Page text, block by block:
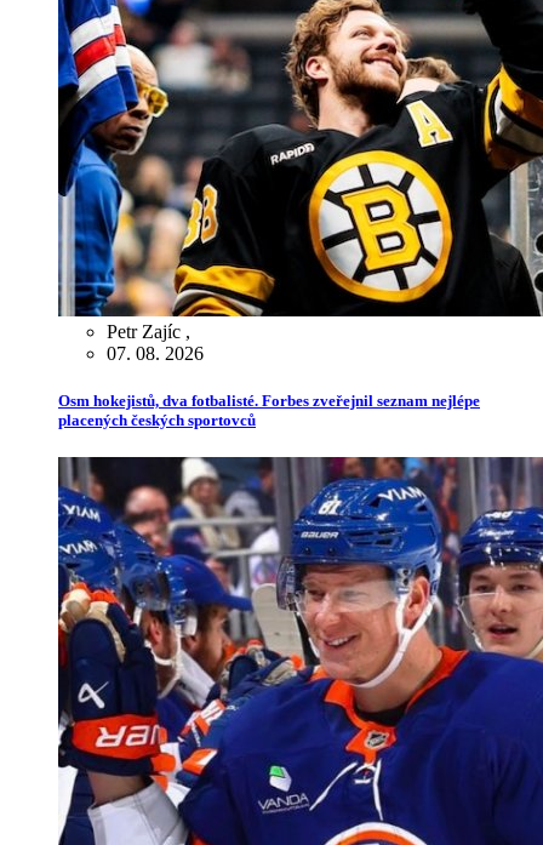
Petr Zajíc ,
07. 08. 2026
Osm hokejistů, dva fotbalisté. Forbes zveřejnil seznam nejlépe
placených českých sportovců